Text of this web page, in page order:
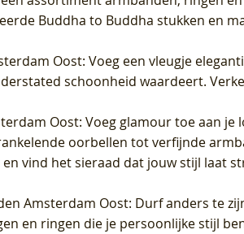
Buddha to Buddha stukken en
Oost: Voeg een vleugje
schoonheid waardeert.
Oost: Voeg glamour toe aan je
oorbellen tot verfijnde
en vind het sieraad dat jouw stijl laat
Amsterdam Oost: Durf anders te
en ringen die je persoonlijke stijl